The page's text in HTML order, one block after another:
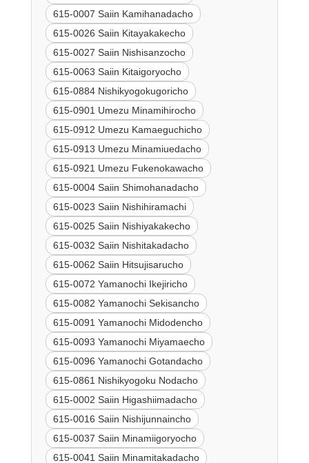
615-0007 Saiin Kamihanadacho
615-0026 Saiin Kitayakakecho
615-0027 Saiin Nishisanzocho
615-0063 Saiin Kitaigoryocho
615-0884 Nishikyogokugoricho
615-0901 Umezu Minamihirocho
615-0912 Umezu Kamaeguchicho
615-0913 Umezu Minamiuedacho
615-0921 Umezu Fukenokawacho
615-0004 Saiin Shimohanadacho
615-0023 Saiin Nishihiramachi
615-0025 Saiin Nishiyakakecho
615-0032 Saiin Nishitakadacho
615-0062 Saiin Hitsujisarucho
615-0072 Yamanochi Ikejiricho
615-0082 Yamanochi Sekisancho
615-0091 Yamanochi Midodencho
615-0093 Yamanochi Miyamaecho
615-0096 Yamanochi Gotandacho
615-0861 Nishikyogoku Nodacho
615-0002 Saiin Higashiimadacho
615-0016 Saiin Nishijunnaincho
615-0037 Saiin Minamiigoryocho
615-0041 Saiin Minamitakadacho